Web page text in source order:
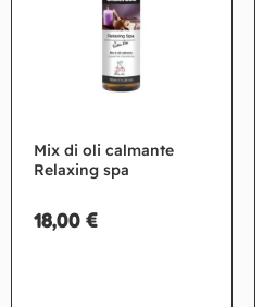
Mix di oli calmante
Relaxing spa
18,00 €